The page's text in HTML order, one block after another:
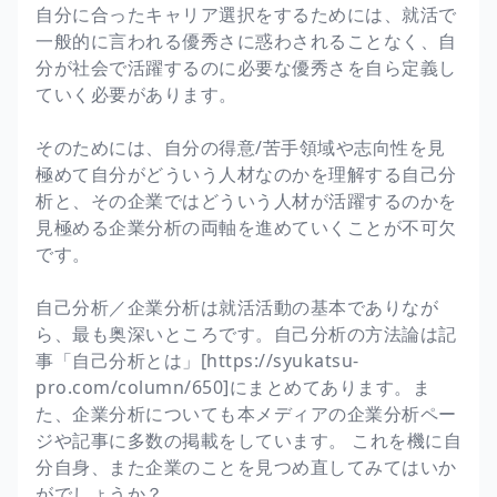
自分に合ったキャリア選択をするためには、就活で
一般的に言われる優秀さに惑わされることなく、自
分が社会で活躍するのに必要な優秀さを自ら定義し
ていく必要があります。
そのためには、自分の得意/苦手領域や志向性を見
極めて自分がどういう人材なのかを理解する自己分
析と、その企業ではどういう人材が活躍するのかを
見極める企業分析の両軸を進めていくことが不可欠
です。
自己分析／企業分析は就活活動の基本でありなが
ら、最も奥深いところです。自己分析の方法論は記
事「自己分析とは」[https://syukatsu-
pro.com/column/650]にまとめてあります。ま
た、企業分析についても本メディアの企業分析ペー
ジや記事に多数の掲載をしています。 これを機に自
分自身、また企業のことを見つめ直してみてはいか